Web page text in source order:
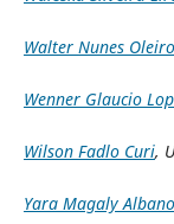
Walter Nunes Oleiro
Wenner Glaucio
Wilson Fadlo Curi,
Yara Magaly